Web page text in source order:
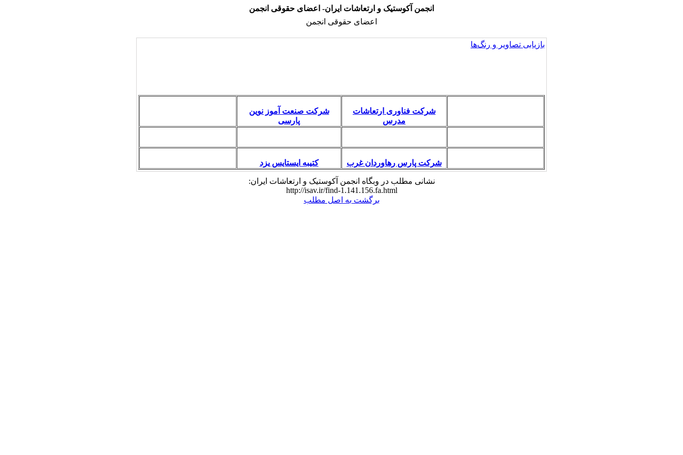
انجمن آکوستیک و ارتعاشات ایران- اعضای حقوقی انجمن
اعضای حقوقی انجمن
بازیابی تصاویر و رنگ‌ها
شرکت فناوری ارتعاشات
مدرس
شرکت صنعت آموز نوین
پارسی
شرکت پارس رهاوردان غرب کتیبه ایستایس یزد
نشانی مطلب در وبگاه انجمن آکوستیک و ارتعاشات ایران:
http://isav.ir/find-1.141.156.fa.html
برگشت به اصل مطلب